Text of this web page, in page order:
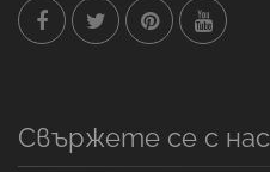
Свържете се с нас